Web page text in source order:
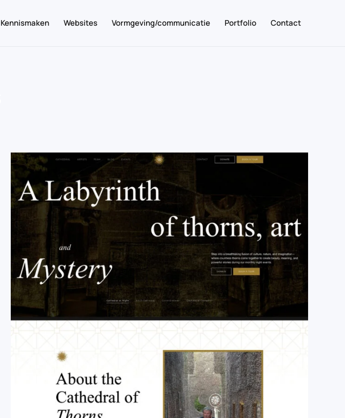
Kennismaken Websites Vormgeving/communicatie Portfolio Contact